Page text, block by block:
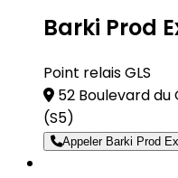
Barki Prod
Point relais GLS
52 Boulevard du
(S5)
Appeler Barki Prod